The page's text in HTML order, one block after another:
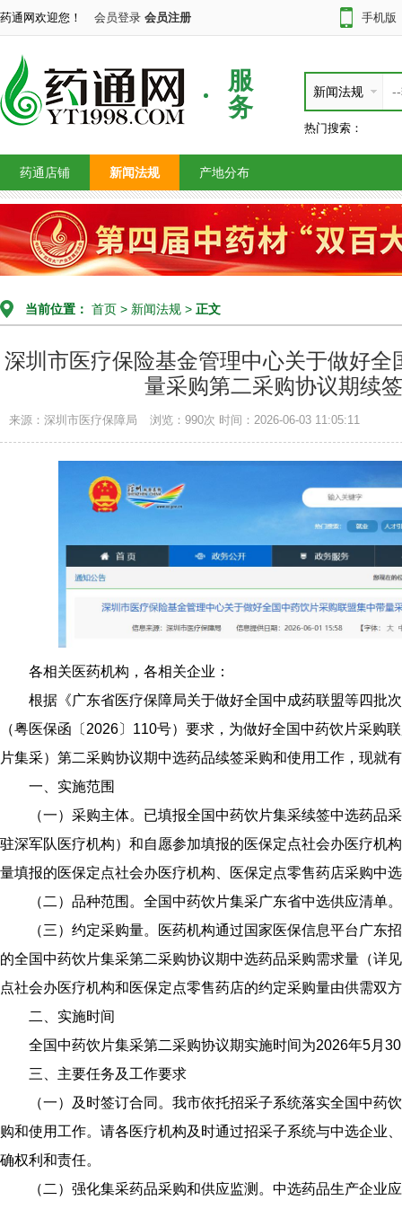
药通网欢迎您！ 会员登录 会员注册 手机版
服
务
新闻法规
热门搜索：
药通店铺 新闻法规 产地分布
当前位置： 首页 > 新闻法规 > 正文
深圳市医疗保险基金管理中心关于做好
量采购第二采购协议期续
来源：深圳市医疗保障局 浏览：990次 时间：2026-06-03 11:05:11
各相关医药机构，各相关企业：
根据《广东省医疗保障局关于做好全国中成药联盟等四批
（粤医保函〔2026〕110号）要求，为做好全国中药饮片采购
片集采）第二采购协议期中选药品续签采购和使用工作，现就
一、实施范围
（一）采购主体。已填报全国中药饮片集采续签中选药品
驻深军队医疗机构）和自愿参加填报的医保定点社会办医疗机
量填报的医保定点社会办医疗机构、医保定点零售药店采购中
（二）品种范围。全国中药饮片集采广东省中选供应清单。
（三）约定采购量。医药机构通过国家医保信息平台广东
的全国中药饮片集采第二采购协议期中选药品采购需求量（详
点社会办医疗机构和医保定点零售药店的约定采购量由供需双
二、实施时间
全国中药饮片集采第二采购协议期实施时间为2026年5月
三、主要任务及工作要求
（一）及时签订合同。我市依托招采子系统落实全国中药
购和使用工作。请各医疗机构及时通过招采子系统与中选企业
确权利和责任。
（二）强化集采药品采购和供应监测。中选药品生产企业